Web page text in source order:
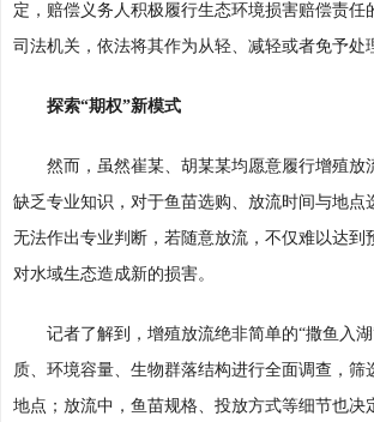
定，赔偿义务人积极履行生态环境损害赔偿责任
司法机关，依法将其作为从轻、减轻或者免予处
探索“期权”新模式
然而，虽然崔某、胡某某均愿意履行增殖放
缺乏专业知识，对于鱼苗选购、放流时间与地点
无法作出专业判断，若随意放流，不仅难以达到
对水域生态造成新的损害。
记者了解到，增殖放流绝非简单的“撒鱼入
质、环境容量、生物群落结构进行全面调查，筛
地点；放流中，鱼苗规格、投放方式等细节也决